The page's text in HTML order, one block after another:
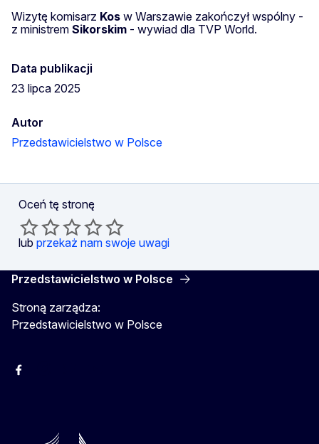
Wizytę komisarz Kos w Warszawie zakończył wspólny -
z ministrem Sikorskim - wywiad dla TVP World.
Data publikacji
23 lipca 2025
Autor
Przedstawicielstwo w Polsce
Oceń tę stronę
lub przekaż nam swoje uwagi
Przedstawicielstwo w Polsce
Stroną zarządza:
Przedstawicielstwo w Polsce
Facebook